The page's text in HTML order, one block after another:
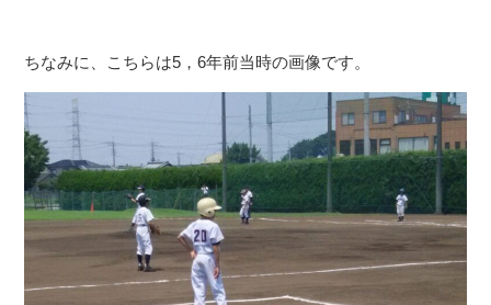
ちなみに、こちらは5，6年前当時の画像です。